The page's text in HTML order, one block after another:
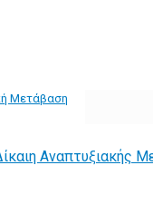
Μετάβαση
Αναπτυξιακής